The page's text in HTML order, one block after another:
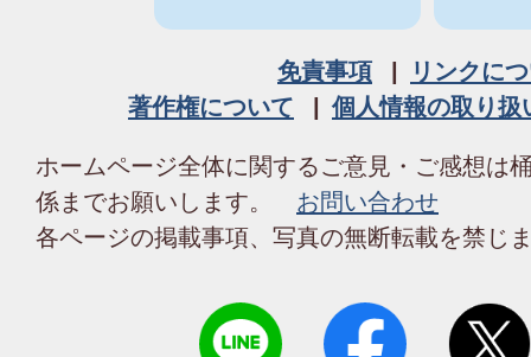
免責事項
リンクに
著作権について
個人情報の取り扱
ホームページ全体に関するご意見・ご感想は
係までお願いします。 お問い合わせ
各ページの掲載事項、写真の無断転載を禁じ